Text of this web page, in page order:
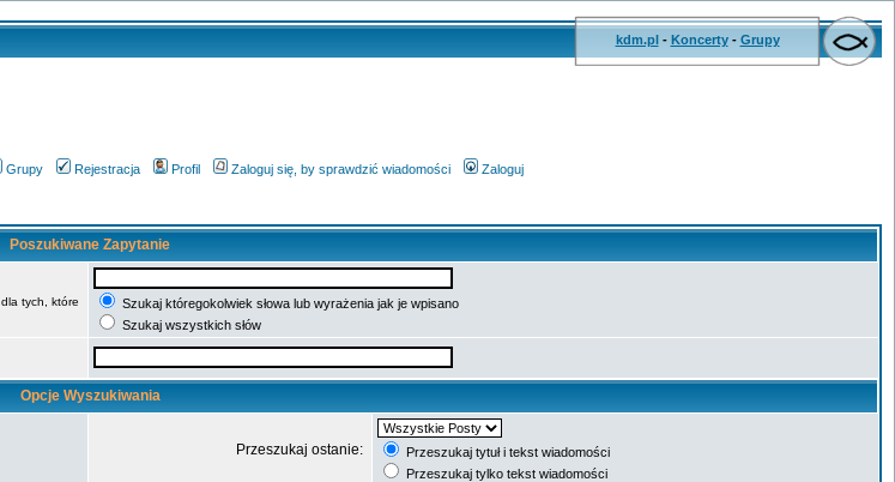
kdm.pl- Koncerty- Grupy
Grupy Rejestracja Profil Zaloguj się, by sprawdzić wiadomości Zaloguj
Poszukiwane Zapytanie
dla tych, które
Szukaj któregokolwiek słowa lub wyrażenia jak je wpisano
Szukaj wszystkich słów
Opcje Wyszukiwania
Przeszukaj ostanie:
Przeszukaj tytuł i tekst wiadomości
Przeszukaj tylko tekst wiadomości